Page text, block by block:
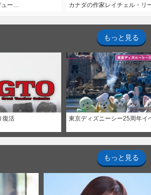
ュー…
カナダの作家レイチェル・リ
もっと見る
復活 東京ディズニーシー25周年イ
もっと見る